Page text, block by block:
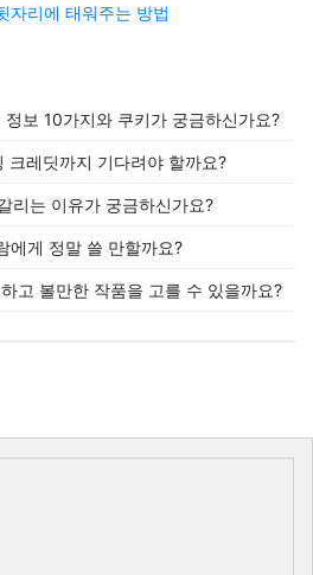
자리에 태워주는 방법
보 10가지와 쿠키가 궁금하신가요?
크레딧까지 기다려야 할까요?
리는 이유가 궁금하신가요?
에게 정말 쓸 만할까요?
고 볼만한 작품을 고를 수 있을까요?